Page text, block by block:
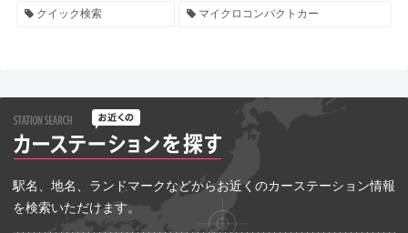
クイック検索 マイクロコンパクトカー
駅名、地名、ランドマークなどからお近くのカーステーション情報
を検索いただけます。